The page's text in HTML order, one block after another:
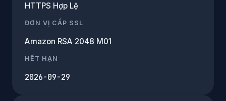
HTTPS Hợp Lệ
ĐƠN VỊ CẤP SSL
Amazon RSA 2048 M01
HẾT HẠN
2026-09-29